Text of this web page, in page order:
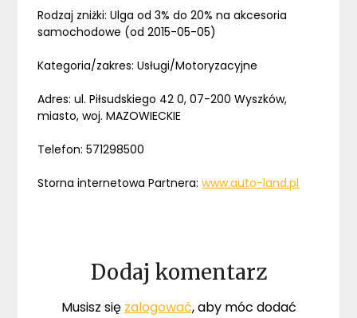
Rodzaj zniżki: Ulga od 3% do 20% na akcesoria
samochodowe (od 2015-05-05)
Kategoria/zakres: Usługi/Motoryzacyjne
Adres: ul. Piłsudskiego 42 0, 07-200 Wyszków,
miasto, woj. MAZOWIECKIE
Telefon: 571298500
Storna internetowa Partnera:www.auto-land.pl
Dodaj komentarz
Musisz się zalogować, aby móc dodać